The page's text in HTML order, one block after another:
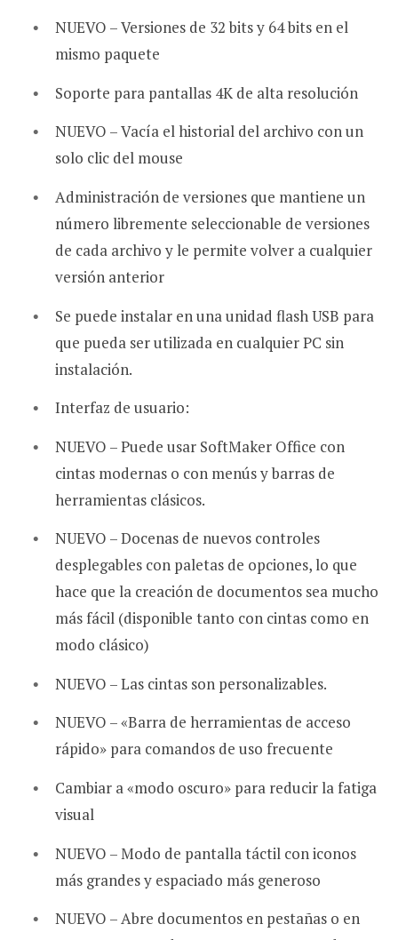
NUEVO – Versiones de 32 bits y 64 bits en el
mismo paquete
Soporte para pantallas 4K de alta resolución
NUEVO – Vacía el historial del archivo con un
solo clic del mouse
Administración de versiones que mantiene un
número libremente seleccionable de versiones
de cada archivo y le permite volver a cualquier
versión anterior
Se puede instalar en una unidad flash USB para
que pueda ser utilizada en cualquier PC sin
instalación.
Interfaz de usuario:
NUEVO – Puede usar SoftMaker Office con
cintas modernas o con menús y barras de
herramientas clásicos.
NUEVO – Docenas de nuevos controles
desplegables con paletas de opciones, lo que
hace que la creación de documentos sea mucho
más fácil (disponible tanto con cintas como en
modo clásico)
NUEVO – Las cintas son personalizables.
NUEVO – «Barra de herramientas de acceso
rápido» para comandos de uso frecuente
Cambiar a «modo oscuro» para reducir la fatiga
visual
NUEVO – Modo de pantalla táctil con iconos
más grandes y espaciado más generoso
NUEVO – Abre documentos en pestañas o en